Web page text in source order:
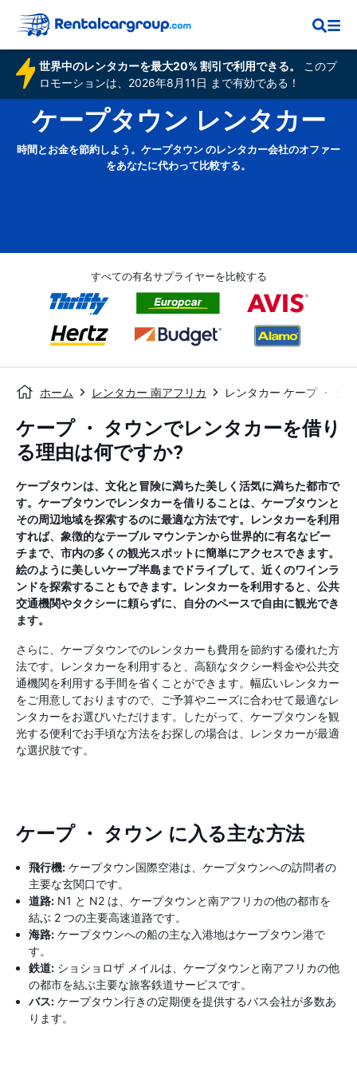
世界中のレンタカーを最大20% 割引で利用できる。
このプ
ロモーションは、2026年8月11日 まで有効である！
ケープタウン レンタカー
時間とお金を節約しよう。ケープタウン のレンタカー会社のオファー
をあなたに代わって比較する。
すべての有名サプライヤーを比較する
ホーム レンタカー 南アフリカ レンタカー ケープ ・ タ
ケープ ・ タウンでレンタカーを借り
る理由は何ですか?
ケープタウンは、文化と冒険に満ちた美しく活気に満ちた都市で
す。ケープタウンでレンタカーを借りることは、ケープタウンと
その周辺地域を探索するのに最適な方法です。レンタカーを利用
すれば、象徴的なテーブル マウンテンから世界的に有名なビー
チまで、市内の多くの観光スポットに簡単にアクセスできます。
絵のように美しいケープ半島までドライブして、近くのワインラ
ンドを探索することもできます。レンタカーを利用すると、公共
交通機関やタクシーに頼らずに、自分のペースで自由に観光でき
ます。
さらに、ケープタウンでのレンタカーも費用を節約する優れた方
法です。レンタカーを利用すると、高額なタクシー料金や公共交
通機関を利用する手間を省くことができます。幅広いレンタカー
をご用意しておりますので、ご予算やニーズに合わせて最適なレ
ンタカーをお選びいただけます。したがって、ケープタウンを観
光する便利でお手頃な方法をお探しの場合は、レンタカーが最適
な選択肢です。
ケープ ・ タウン に入る主な方法
飛行機: ケープタウン国際空港は、ケープタウンへの訪問者の
主要な玄関口です。
道路: N1 と N2 は、ケープタウンと南アフリカの他の都市を
結ぶ 2 つの主要高速道路です。
海路: ケープタウンへの船の主な入港地はケープタウン港で
す。
鉄道: ショショロザ メイルは、ケープタウンと南アフリカの他
の都市を結ぶ主要な旅客鉄道サービスです。
バス: ケープタウン行きの定期便を提供するバス会社が多数あ
ります。